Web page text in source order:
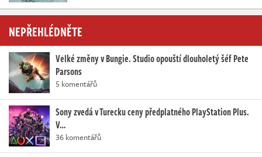
NEPŘEHLÉDNĚTE
Velké změny v Bungie. Studio opouští dlouholetý šéf Pete
Parsons
5 komentářů
Sony zvedá v Turecku ceny předplatného PlayStation Plus.
V…
36 komentářů